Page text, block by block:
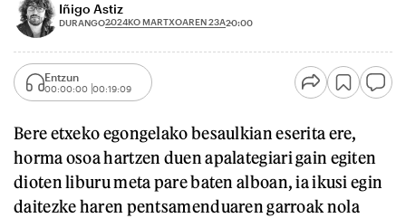
Iñigo Astiz
DURANGO2024KO MARTXOAREN 23A20:00
Entzun
00:00:00 00:19:09
Bere etxeko egongelako besaulkian eserita ere,
horma osoa hartzen duen apalategiari gain egiten
dioten liburu meta pare baten alboan, ia ikusi egin
daitezke haren pentsamenduaren garroak nola